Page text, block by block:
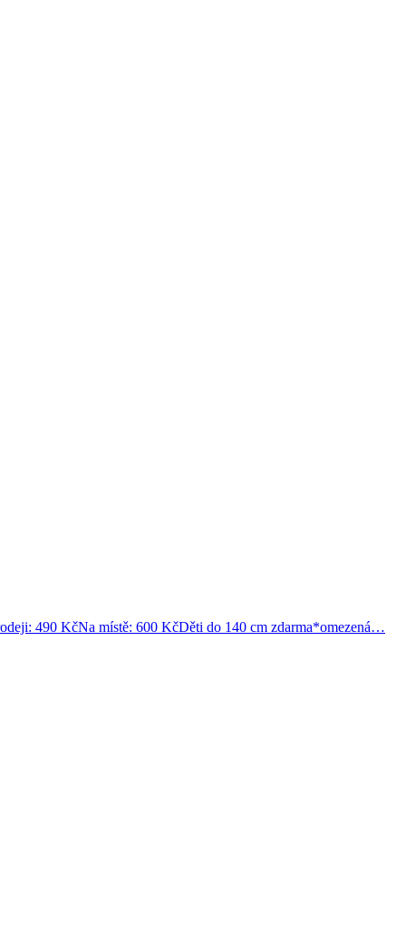
490 KčNa místě: 600 KčDěti do 140 cm zdarma*omezená…